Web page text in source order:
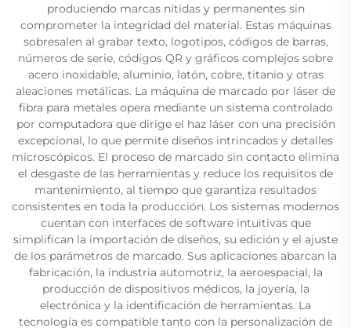
produciendo marcas nítidas y permanentes sin
comprometer la integridad del material. Estas máquinas
sobresalen al grabar texto, logotipos, códigos de barras,
números de serie, códigos QR y gráficos complejos sobre
acero inoxidable, aluminio, latón, cobre, titanio y otras
aleaciones metálicas. La máquina de marcado por láser de
fibra para metales opera mediante un sistema controlado
por computadora que dirige el haz láser con una precisión
excepcional, lo que permite diseños intrincados y detalles
microscópicos. El proceso de marcado sin contacto elimina
el desgaste de las herramientas y reduce los requisitos de
mantenimiento, al tiempo que garantiza resultados
consistentes en toda la producción. Los sistemas modernos
cuentan con interfaces de software intuitivas que
simplifican la importación de diseños, su edición y el ajuste
de los parámetros de marcado. Sus aplicaciones abarcan la
fabricación, la industria automotriz, la aeroespacial, la
producción de dispositivos médicos, la joyería, la
electrónica y la identificación de herramientas. La
tecnología es compatible tanto con la personalización de